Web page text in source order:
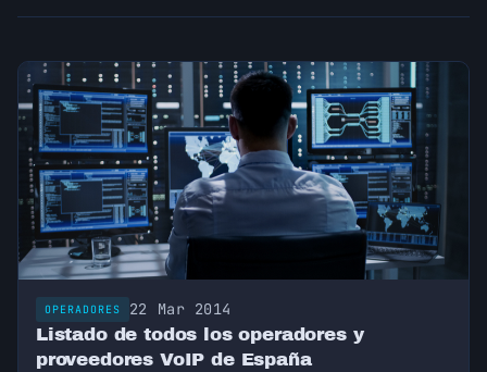
OPERADORES 22 Mar 2014
Listado de todos los operadores y
proveedores VoIP de España